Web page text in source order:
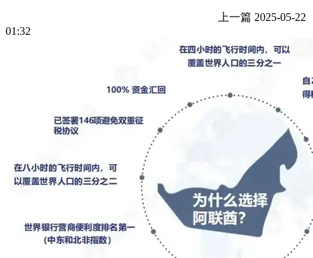
上一篇 2025-05-22
01:32